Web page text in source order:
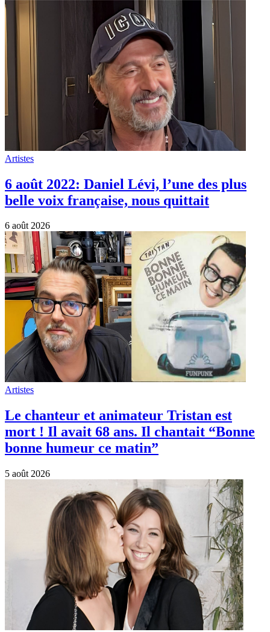
Artistes
6 août 2022: Daniel Lévi, l’une des plus
belle voix française, nous quittait
6 août 2026
Artistes
Le chanteur et animateur Tristan est
mort ! Il avait 68 ans. Il chantait “Bonne
bonne humeur ce matin”
5 août 2026